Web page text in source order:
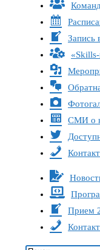
свернуть
меню
Запись
СМИ о
Прием